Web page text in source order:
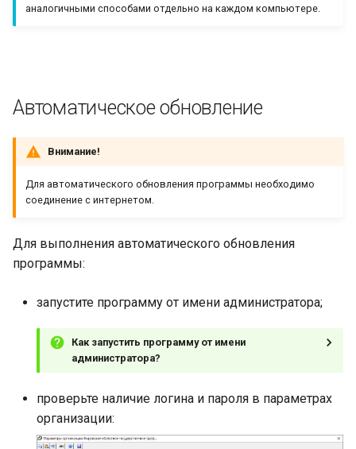
аналогичными способами отдельно на каждом компьютере.
Автоматическое обновление
Внимание!
Для автоматического обновления программы необходимо
соединение с интернетом.
Для выполнения автоматического обновления
программы:
запустите программу от имени администратора;
Как запустить программу от имени
администратора?
проверьте наличие логина и пароля в параметрах
организации: